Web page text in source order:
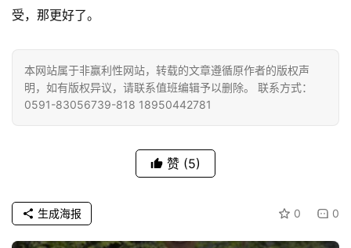
善
教
人
礼
登录 注册
受，那更好了。
本网站属于非赢利性网站，转载的文章遵循原作者的版权声
明，如有版权异议，请联系值班编辑予以删除。 联系方式：
0591-83056739-818 18950442781
赞 (5)
0 0
生成海报